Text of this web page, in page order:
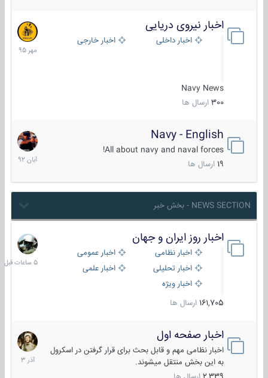
اخبار نیروی دریایی
اخبار داخلی اخبار خارجی
Navy News
300 ارسال ها
27
مهر
1395
Navy - English
All about navy and naval forces!
ارسال ها
22
آبان
1392
NEWS SECTION - بخش خبر
اخبار روز ایران و جهان
اخبار نظامی
اخبار عمومی
اخبار تحلیلی
اخبار علمی
اخبار ویژه
161,705 ارسال ها
5
ساعات
قبل
اخبار صفحه اول
اخبار نظامی مهم و قابل بحث برای قرار گرفتن در اسکرول
به این بخش منتقل میشوند.
7
آذر
1403